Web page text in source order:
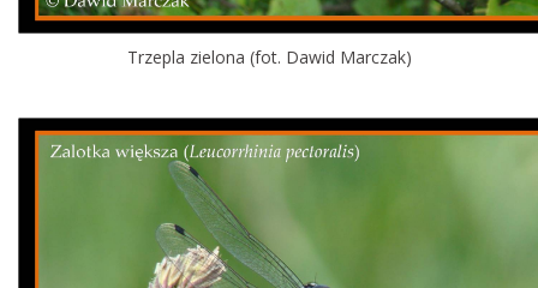
Trzepla zielona (fot. Dawid Marczak)